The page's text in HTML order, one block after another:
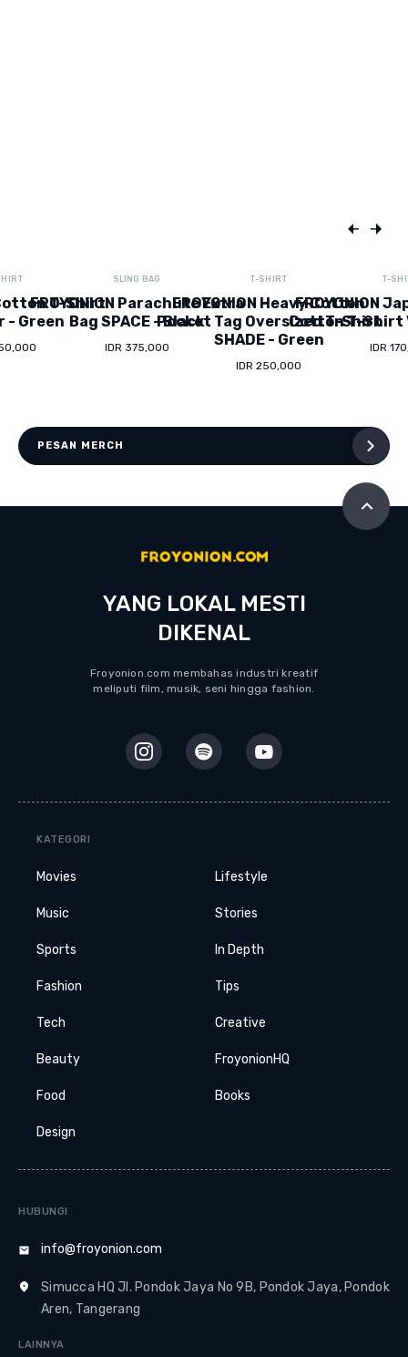
T-Shirt
- Green
SLING BAG
FROYONION Parachute Extra
Bag SPACE - Black
IDR 375,000
T-SHIRT
FROYONION Heavy Cotton
Pocket Tag Oversized T-Shirt
SHADE - Green
IDR 250,000
T-
FROYONION
Cotton T-Shirt
IDR
PESAN MERCH
KATEGORI
Movies
Music
Sports
Fashion
Tech
Beauty
Food
Design
Lifestyle
Stories
In Depth
Tips
Creative
FroyonionHQ
Books
YANG LOKAL MESTI
DIKENAL
Froyonion.com membahas industri kreatif
meliputi film, musik, seni hingga fashion.
HUBUNGI
info@froyonion.com
Simucca HQ Jl. Pondok Jaya No 9B, Pondok Jaya, Pondok
Aren, Tangerang
LAINNYA